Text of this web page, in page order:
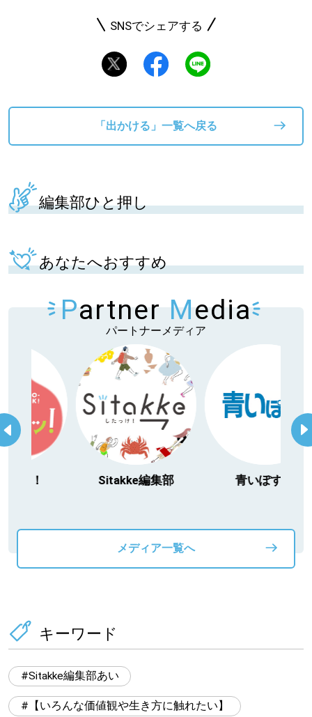
SNSでシェアする
「出かける」一覧へ戻る
編集部ひと押し
あなたへおすすめ
Partner Media
パートナーメディア
編集部 青いぽすと
「北海道３大
メディア一覧へ
キーワード
Sitakke編集部あい
【いろんな価値観や生き方に触れたい】